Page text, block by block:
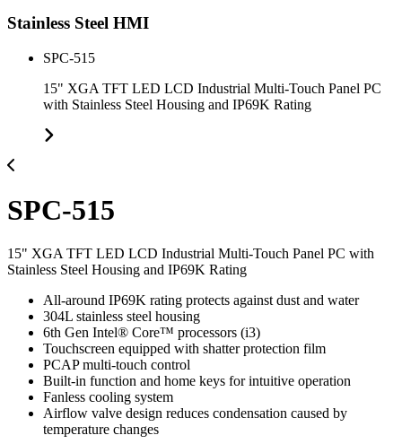
Stainless Steel HMI
SPC-515
15" XGA TFT LED LCD Industrial Multi-Touch Panel PC
with Stainless Steel Housing and IP69K Rating
SPC-515
15" XGA TFT LED LCD Industrial Multi-Touch Panel PC with
Stainless Steel Housing and IP69K Rating
All-around IP69K rating protects against dust and water
304L stainless steel housing
6th Gen Intel® Core™ processors (i3)
Touchscreen equipped with shatter protection film
PCAP multi-touch control
Built-in function and home keys for intuitive operation
Fanless cooling system
Airflow valve design reduces condensation caused by
temperature changes